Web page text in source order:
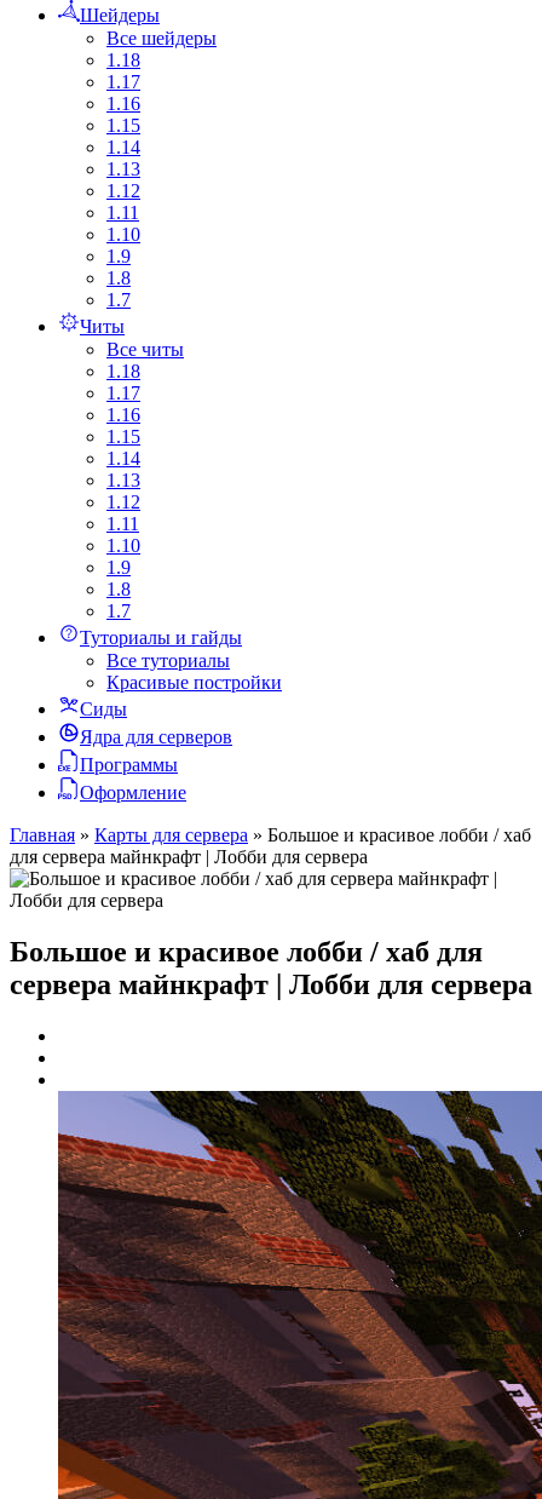
Шейдеры
Все шейдеры
1.18
1.17
1.16
1.15
1.14
1.13
1.12
1.11
1.10
1.9
1.8
1.7
Читы
Все читы
1.18
1.17
1.16
1.15
1.14
1.13
1.12
1.11
1.10
1.9
1.8
1.7
Туториалы и гайды
Все туториалы
Красивые постройки
Сиды
Ядра для серверов
Программы
Оформление
Главная » Карты для сервера » Большое и красивое лобби / хаб
для сервера майнкрафт | Лобби для сервера
Большое и красивое лобби / хаб для
сервера майнкрафт | Лобби для сервера